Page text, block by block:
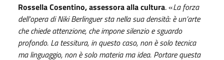
Rossella Cosentino, assessora alla cultura. «La forza
dell’opera di Niki Berlinguer sta nella sua densità: è un’arte
che chiede attenzione, che impone silenzio e sguardo
profondo. La tessitura, in questo caso, non è solo tecnica
ma linguaggio, non è solo materia ma idea. Portare questa